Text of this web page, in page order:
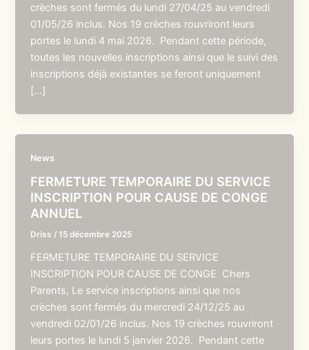
crèches sont fermés du lundi 27/04/25 au vendredi
01/05/26 inclus. Nos 19 crèches rouvriront leurs
portes le lundi 4 mai 2026. Pendant cette période,
toutes les nouvelles inscriptions ainsi que le suivi des
inscriptions déjà existantes se feront uniquement
[…]
News
FERMETURE TEMPORAIRE DU SERVICE
INSCRIPTION POUR CAUSE DE CONGE
ANNUEL
Driss /15 décembre 2025
FERMETURE TEMPORAIRE DU SERVICE
INSCRIPTION POUR CAUSE DE CONGE Chers
Parents, Le service inscriptions ainsi que nos
crèches sont fermés du mercredi 24/12/25 au
vendredi 02/01/26 inclus. Nos 19 crèches rouvriront
leurs portes le lundi 5 janvier 2026. Pendant cette